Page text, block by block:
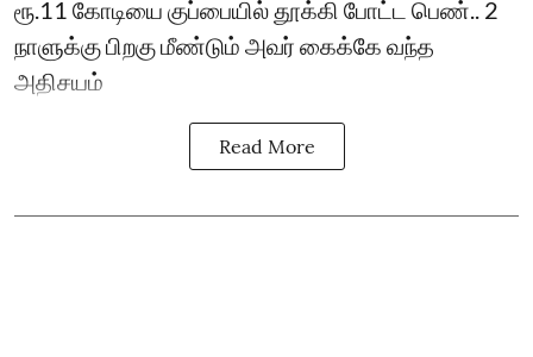
ரூ.11 கோடியை குப்பையில் தூக்கி போட்ட பெண்.. 2
நாளுக்கு பிறகு மீண்டும் அவர் கைக்கே வந்த
அதிசயம்
Read More